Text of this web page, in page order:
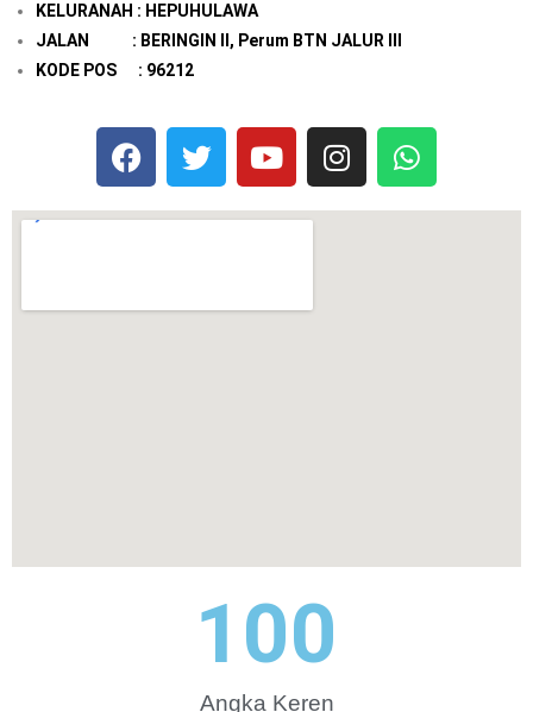
KELURANAH : HEPUHULAWA
JALAN : BERINGIN II, Perum BTN JALUR III
KODE POS : 96212
Angka Keren
100